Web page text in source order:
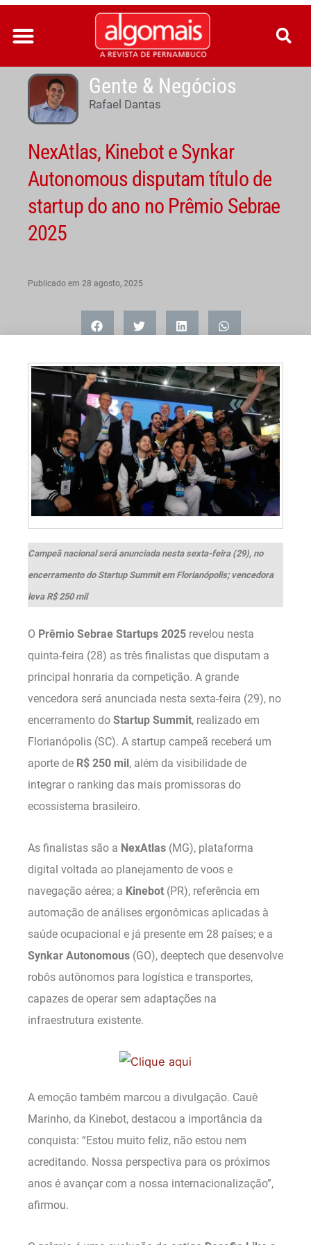
Ir
para
conteúdo
Gente & Negócios
Rafael Dantas
NexAtlas, Kinebot e Synkar
Autonomous disputam título de
startup do ano no Prêmio Sebrae
2025
Publicado em 28 agosto, 2025
Campeã nacional será anunciada nesta sexta-feira (29), no
encerramento do Startup Summit em Florianópolis; vencedora
leva R$ 250 mil
O Prêmio Sebrae Startups 2025 revelou nesta
quinta-feira (28) as três finalistas que disputam a
principal honraria da competição. A grande
vencedora será anunciada nesta sexta-feira (29), no
encerramento do Startup Summit, realizado em
Florianópolis (SC). A startup campeã receberá um
aporte de R$ 250 mil, além da visibilidade de
integrar o ranking das mais promissoras do
ecossistema brasileiro.
As finalistas são a NexAtlas (MG), plataforma
digital voltada ao planejamento de voos e
navegação aérea; a Kinebot (PR), referência em
automação de análises ergonômicas aplicadas à
saúde ocupacional e já presente em 28 países; e a
Synkar Autonomous (GO), deeptech que desenvolve
robôs autônomos para logística e transportes,
capazes de operar sem adaptações na
infraestrutura existente.
A emoção também marcou a divulgação. Cauê
Marinho, da Kinebot, destacou a importância da
conquista: “Estou muito feliz, não estou nem
acreditando. Nossa perspectiva para os próximos
anos é avançar com a nossa internacionalização”,
afirmou.